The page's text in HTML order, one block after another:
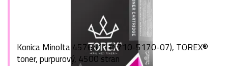
Konica Minolta 4576411 (1710-5170-07), TOREX®
toner, purpurový, 4500 stran